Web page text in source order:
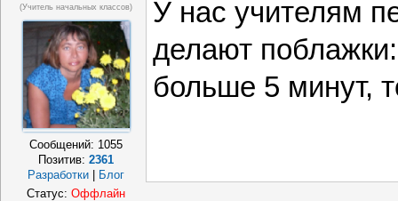
(Учитель начальных классов)
Сообщений: 1055
Позитив: 2361
Разработки | Блог
У нас учителям
делают
больше 5 минут,
Статус: Оффлайн